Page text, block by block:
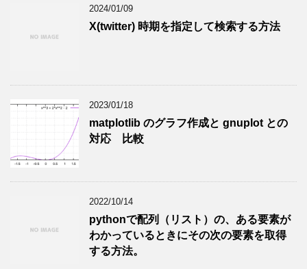
2024/01/09
X(twitter) 時期を指定して検索する方法
2023/01/18
matplotlib のグラフ作成と gnuplot との
対応 比較
2022/10/14
pythonで配列（リスト）の、ある要素が
わかっているときにその次の要素を取得
する方法。